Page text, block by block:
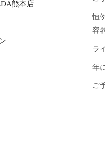
熊本店
恒
容
ラ
年
ご